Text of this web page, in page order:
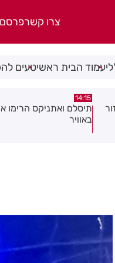
צרו קשרפרסם
עמוד הבית ראשיטעים
13:05
פצוע בתאונת אופנוע